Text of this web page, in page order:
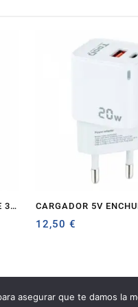
3A
CARGADOR 5V
TYPE C, USB, 17W
12,50€
asegurar que te damos la